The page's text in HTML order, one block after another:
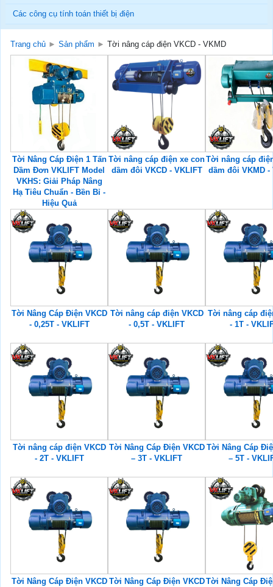
Các công cụ tính toán thiết bị điện
Trang chủ ► Sản phẩm ► Tời nâng cáp điện VKCD - VKMD
Tời Nâng Cáp Điện 1 Tấn
Dầm Đơn VKLIFT Model
VKHS: Giải Pháp Nâng
Hạ Tiêu Chuẩn - Bền Bỉ -
Hiệu Quả
Tời nâng cáp điện xe con
dầm đôi VKCD - VKLIFT
Tời nâng cáp
dầm đôi VKMD -
Tời Nâng Cáp Điện VKCD
- 0,25T - VKLIFT
Tời nâng cáp điện VKCD
- 0,5T - VKLIFT
Tời nâng cáp
- 1T -
Tời nâng cáp điện VKCD
- 2T - VKLIFT
Tời Nâng Cáp Điện VKCD
– 3T - VKLIFT
Tời Nâng Cáp
– 5T -
Tời Nâng Cáp Điện VKCD Tời Nâng Cáp Điện VKCDTời Nâng Cáp